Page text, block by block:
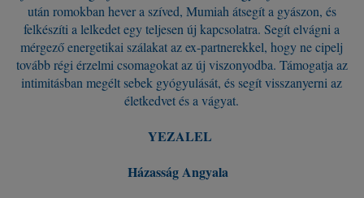
után romokban hever a szíved, Mumiah átsegít a gyászon, és
felkészíti a lelkedet egy teljesen új kapcsolatra. Segít elvágni a
mérgező energetikai szálakat az ex-partnerekkel, hogy ne cipelj
tovább régi érzelmi csomagokat az új viszonyodba. Támogatja az
intimitásban megélt sebek gyógyulását, és segít visszanyerni az
életkedvet és a vágyat.
YEZALEL
Házasság Angyala